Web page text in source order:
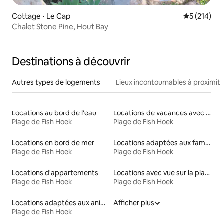
Cottage ⋅ Le Cap Évaluation
5 (214)
Chalet Stone Pine, Hout Bay
Destinations à découvrir
Autres types de logements Lieux incontournables à
Locations au bord de l'eau
Plage de Fish Hoek
Locations de vacances avec piscine
Plage de Fish Hoek
Locations en bord de mer
Plage de Fish Hoek
Locations adaptées aux familles
Plage de Fish Hoek
Locations d'appartements
Plage de Fish Hoek
Locations avec vue sur la plage
Plage de Fish Hoek
Locations adaptées aux animaux
Plage de Fish Hoek
Afficher plus